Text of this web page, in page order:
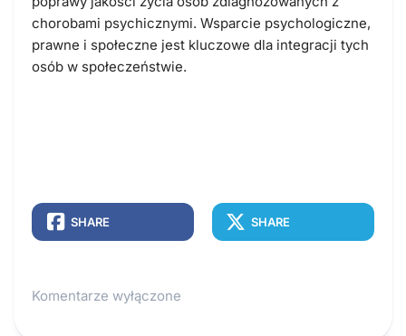
chorobami psychicznymi. Wsparcie psychologiczne,
prawne i społeczne jest kluczowe dla integracji tych
osób w społeczeństwie.
SHARE SHARE
Komentarze wyłączone